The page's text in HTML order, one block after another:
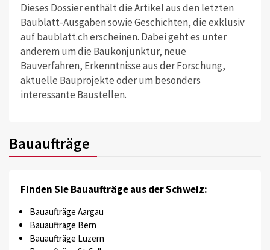
Dieses Dossier enthält die Artikel aus den letzten
Baublatt-Ausgaben sowie Geschichten, die exklusiv
auf baublatt.ch erscheinen. Dabei geht es unter
anderem um die Baukonjunktur, neue
Bauverfahren, Erkenntnisse aus der Forschung,
aktuelle Bauprojekte oder um besonders
interessante Baustellen.
Bauaufträge
Finden Sie Bauaufträge aus der Schweiz:
Bauaufträge Aargau
Bauaufträge Bern
Bauaufträge Luzern